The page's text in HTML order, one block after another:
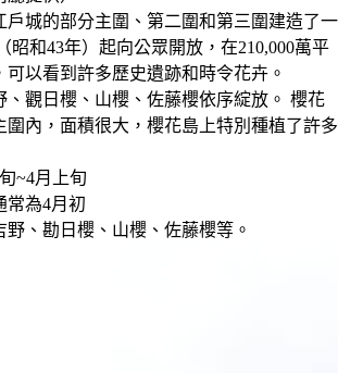
戶城的部分主圍、第二圍和第三圍建造了一
昭和43年）起向公眾開放，在210,000萬平
以看到許多歷史遺跡和時令花卉。
、觀日櫻、山櫻、佐藤櫻依序綻放。 櫻花
圍內，面積很大，櫻花島上特別種植了許多
~4月上旬
常為4月初
野、勘日櫻、山櫻、佐藤櫻等。